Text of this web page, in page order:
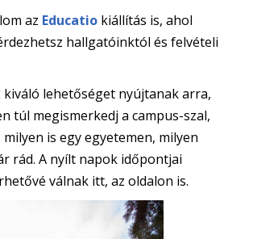
az Educatio kiállítás is, ahol
hallgatóinktól és felvételi
kiváló lehetőséget nyújtanak arra,
túl megismerkedj a campus-szal,
is egy egyetemen, milyen
rád. A nyílt napok időpontjai
válnak itt, az oldalon is.